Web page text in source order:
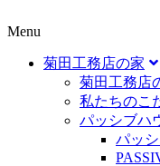
Menu
菊田工務店の家
菊田工務店
私たちのこ
パッシブハ
パッ